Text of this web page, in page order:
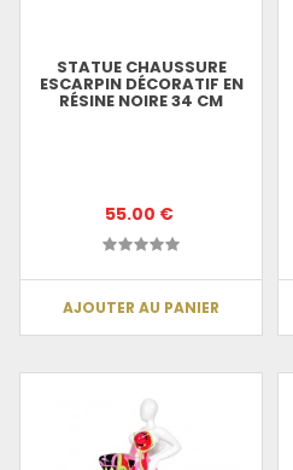
STATUE CHAUSSURE
ESCARPIN DÉCORATIF EN
RÉSINE NOIRE 34 CM
55.00 €
AJOUTER AU PANIER